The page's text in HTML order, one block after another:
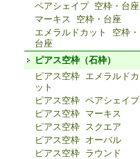
ペアシェイプ 空枠・台座
マーキス 空枠・台座
エメラルドカット 空枠・
台座
ピアス空枠（石枠）
ピアス空枠 エメラルドカ
ット
ピアス空枠 ペアシェイプ
ピアス空枠 マーキス
ピアス空枠 スクエア
ピアス空枠 オーバル
ピアス空枠 ラウンド